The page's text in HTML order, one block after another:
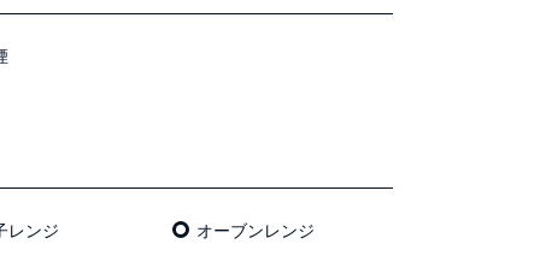
レンジ
オーブンレンジ